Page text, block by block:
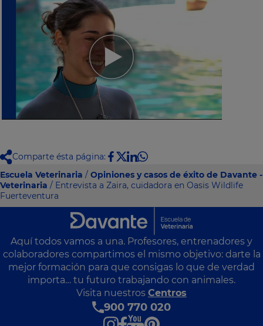
Comparte ésta página:
Escuela Veterinaria / Opiniones y casos de éxito de Davante -
Veterinaria / Entrevista a Zaira, cuidadora en Oasis Wildlife
Fuerteventura
Aquí todos vamos a una. Profesores, entrenadores y
colaboradores compartimos el mismo objetivo: darte la
mejor formación para que consigas lo que de verdad
importa… tu futuro trabajando con animales.
Visita nuestros Centros
900 770 020